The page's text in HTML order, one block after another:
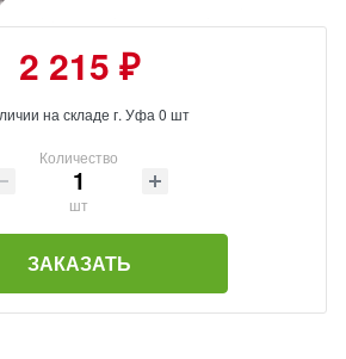
2 215 ₽
на складе г. Уфа 0 шт
Количество
шт
ЗАКАЗАТЬ